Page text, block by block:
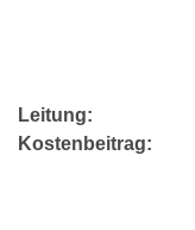
Leitung:
Kostenbeitrag: